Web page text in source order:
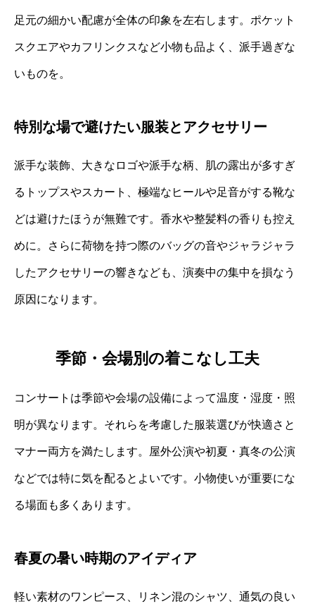
足元の細かい配慮が全体の印象を左右します。ポケット
スクエアやカフリンクスなど小物も品よく、派手過ぎな
いものを。
特別な場で避けたい服装とアクセサリー
派手な装飾、大きなロゴや派手な柄、肌の露出が多すぎ
るトップスやスカート、極端なヒールや足音がする靴な
どは避けたほうが無難です。香水や整髪料の香りも控え
めに。さらに荷物を持つ際のバッグの音やジャラジャラ
したアクセサリーの響きなども、演奏中の集中を損なう
原因になります。
季節・会場別の着こなし工夫
コンサートは季節や会場の設備によって温度・湿度・照
明が異なります。それらを考慮した服装選びが快適さと
マナー両方を満たします。屋外公演や初夏・真冬の公演
などでは特に気を配るとよいです。小物使いが重要にな
る場面も多くあります。
春夏の暑い時期のアイディア
軽い素材のワンピース、リネン混のシャツ、通気の良い